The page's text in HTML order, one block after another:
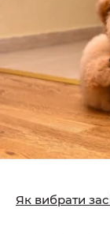
Як вибрати